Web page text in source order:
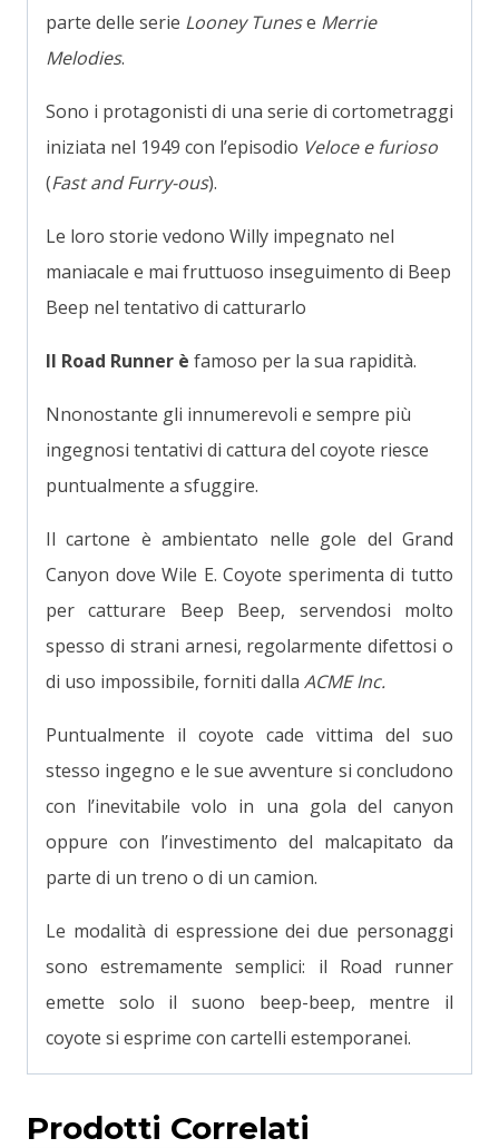
parte delle serie Looney Tunese Merrie
Melodies.
Sono i protagonisti di una serie di cortometraggi
iniziata nel 1949 con l’episodio Veloce e furioso
(Fast and Furry-ous).
Le loro storie vedono Willy impegnato nel
maniacale e mai fruttuoso inseguimento di Beep
Beep nel tentativo di catturarlo
Il Road Runner è famoso per la sua rapidità.
Nnonostante gli innumerevoli e sempre più
ingegnosi tentativi di cattura del coyote riesce
puntualmente a sfuggire.
Il cartone è ambientato nelle gole del Grand
Canyon dove Wile E. Coyote sperimenta di tutto
per catturare Beep Beep, servendosi molto
spesso di strani arnesi, regolarmente difettosi o
di uso impossibile, forniti dalla ACME Inc.
Puntualmente il coyote cade vittima del suo
stesso ingegno e le sue avventure si concludono
con l’inevitabile volo in una gola del canyon
oppure con l’investimento del malcapitato da
parte di un treno o di un camion.
Le modalità di espressione dei due personaggi
sono estremamente semplici: il Road runner
emette solo il suono beep-beep, mentre il
coyote si esprime con cartelli estemporanei.
Prodotti Correlati